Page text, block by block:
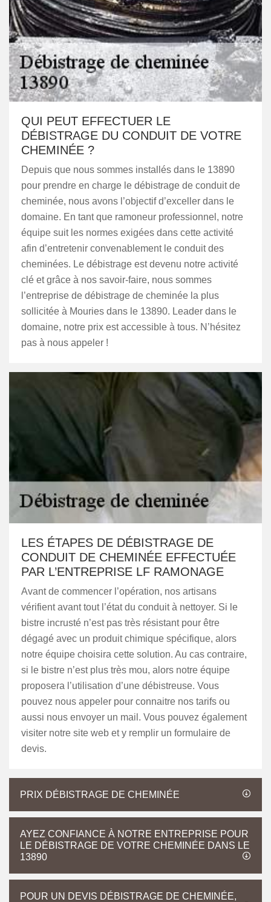
QUI PEUT EFFECTUER LE
DÉBISTRAGE DU CONDUIT DE VOTRE
CHEMINÉE ?
Depuis que nous sommes installés dans le 13890
pour prendre en charge le débistrage de conduit de
cheminée, nous avons l’objectif d’exceller dans le
domaine. En tant que ramoneur professionnel, notre
équipe suit les normes exigées dans cette activité
afin d’entretenir convenablement le conduit des
cheminées. Le débistrage est devenu notre activité
clé et grâce à nos savoir-faire, nous sommes
l’entreprise de débistrage de cheminée la plus
sollicitée à Mouries dans le 13890. Leader dans le
domaine, notre prix est accessible à tous. N’hésitez
pas à nous appeler !
LES ÉTAPES DE DÉBISTRAGE DE
CONDUIT DE CHEMINÉE EFFECTUÉE
PAR L’ENTREPRISE LF RAMONAGE
Avant de commencer l’opération, nos artisans
vérifient avant tout l’état du conduit à nettoyer. Si le
bistre incrusté n’est pas très résistant pour être
dégagé avec un produit chimique spécifique, alors
notre équipe choisira cette solution. Au cas contraire,
si le bistre n’est plus très mou, alors notre équipe
proposera l’utilisation d’une débistreuse. Vous
pouvez nous appeler pour connaitre nos tarifs ou
aussi nous envoyer un mail. Vous pouvez également
visiter notre site web et y remplir un formulaire de
devis.
PRIX DÉBISTRAGE DE CHEMINÉE
AYEZ CONFIANCE À NOTRE ENTREPRISE POUR
LE DÉBISTRAGE DE VOTRE CHEMINÉE DANS LE
13890
POUR UN DEVIS DÉBISTRAGE DE CHEMINÉE,